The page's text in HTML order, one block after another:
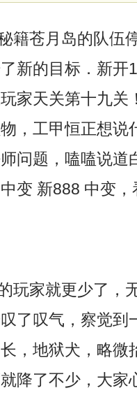
籍苍月岛的队伍
新的目标．新开
家天关第十九关
，工甲恒正想说
问题，嗑嗑说
变 新888 中变
玩家就更少了，
了叹气，察觉到
，地狱犬，略微
就降了不少，大